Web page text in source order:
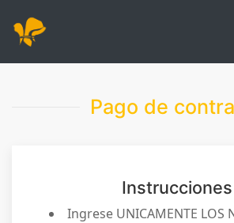
Pago de
Instrucciones
Ingrese UNICAMENTE LOS